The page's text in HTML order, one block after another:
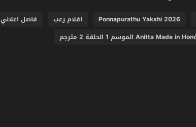
Ponnapurathu Yakshi 2026 افلام رعب فاصل اعلاني